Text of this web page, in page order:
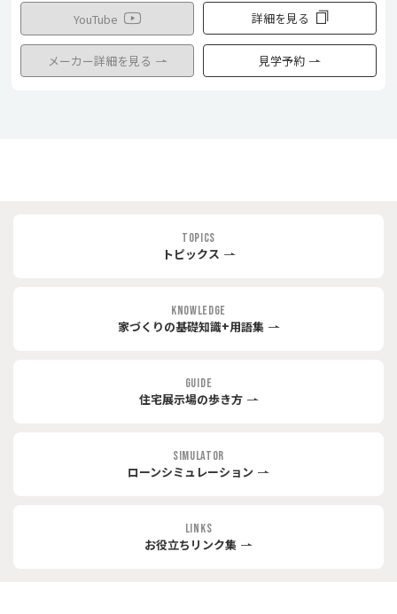
YouTube 詳細を見る
メーカー詳細を見る 見学予約
TOPICS
トピックス
KNOWLEDGE
家づくりの基礎知識+用語集
GUIDE
住宅展示場の歩き方
SIMULATOR
ローンシミュレーション
LINKS
お役立ちリンク集